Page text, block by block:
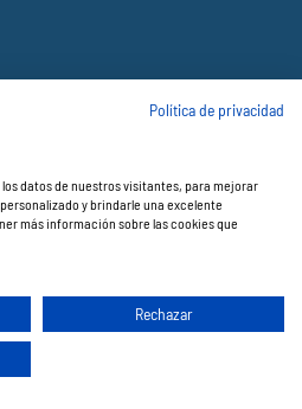
.
Política de privacidad
datos de nuestros visitantes, para mejorar
y brindarle una excelente
más información sobre las cookies que
Rechazar